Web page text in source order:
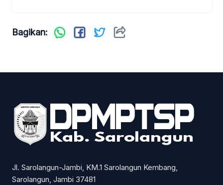
Bagikan:
Jl. Sarolangun-Jambi, KM.1 Sarolangun Kembang,
Sarolangun, Jambi 37481